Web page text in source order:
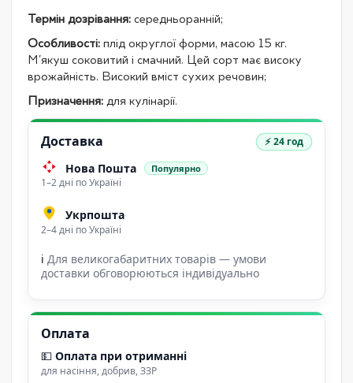
Термін дозрівання: середньоранній;
Особливості: плід округлої форми, масою 15 кг.
М'якуш соковитий і смачний. Цей сорт має високу
врожайність. Високий вміст сухих речовин;
Призначення: для кулінарії.
Доставка ⚡ 24 год
Нова Пошта Популярно
1–2 дні по Україні
Укрпошта
2–4 дні по Україні
ℹ Для великогабаритних товарів — умови
доставки обговорюються індивідуально
Оплата
💵 Оплата при отриманні
для насіння, добрив, ЗЗР